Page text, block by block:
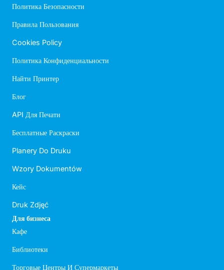
Политика Безопасности
Правила Пользования
Cookies Policy
Политика Конфиденциальности
Найти Принтер
Блог
API Для Печати
Бесплатные Раскраски
Planery Do Druku
Wzory Dokumentów
Кейс
Druk Zdjęć
Для бизнеса
Кафе
Библиотеки
Торговые Центры И Супермаркеты